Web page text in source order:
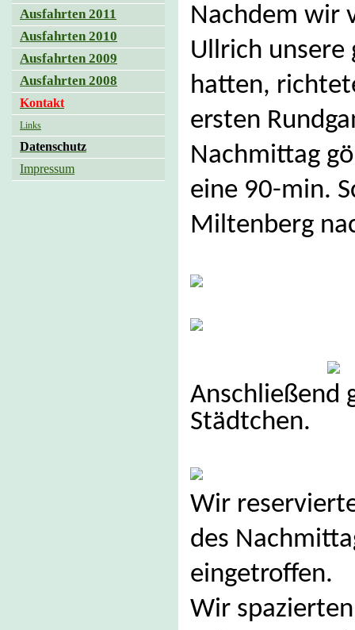
Ausfahrten 2011
Ausfahrten 2010
Ausfahrten 2009
Ausfahrten 2008
Kontakt
Links
Datenschutz
Impressum
Nachdem wir
Ullrich unsere
hatten,
ersten
Nachmittag
eine 90-min.
Miltenberg
Anschließend
Städtchen.
Wir
des
eingetroffen.
Wir